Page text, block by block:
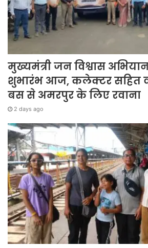
मुख्यमंत्री जन विश्वास
शुभारंभ आज, कलेक्टर सहित
बस से अमरपुर के लिए रवाना
2 days ago